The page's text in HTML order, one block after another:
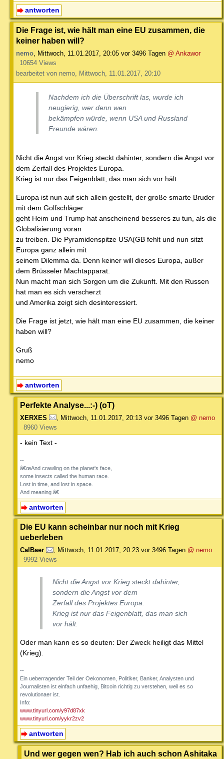
antworten
Die Frage ist, wie hält man eine EU zusammen, die
keiner haben will?
nemo Mittwoch, 11.01.2017, 20:05 vor 3496 Tagen @ Ankawor
10654 Views
bearbeitet von nemo, Mittwoch, 11.01.2017, 20:10
Nachdem ich die Überschrift las, wurde ich
neugierig, wer denn wen
bekämpfen würde, wenn USA und Russland
Freunde wären.
Nicht die Angst vor Krieg steckt dahinter, sondern die Angst vor
dem Zerfall des Projektes Europa.
Krieg ist nur das Feigenblatt, das man sich vor hält.
Europa ist nun auf sich allein gestellt, der große smarte Bruder
mit dem Golfschläger
geht Heim und Trump hat anscheinend besseres zu tun, als die
Globalisierung voran
zu treiben. Die Pyramidenspitze USA(GB fehlt und nun sitzt
Europa ganz allein mit
seinem Dilemma da. Denn keiner will dieses Europa, außer
dem Brüsseler Machtapparat.
Nun macht man sich Sorgen um die Zukunft. Mit den Russen
hat man es sich verscherzt
und Amerika zeigt sich desinteressiert.
Die Frage ist jetzt, wie hält man eine EU zusammen, die keiner
haben will?
Gruß
nemo
antworten
Perfekte Analyse...:-) (oT)
XERXES Mittwoch, 11.01.2017, 20:13 vor 3496 Tagen @ nemo
8960 Views
- kein Text -
--
â€œAnd crawling on the planet's face,
some insects called the human race.
Lost in time, and lost in space.
And meaning.â€
antworten
Die EU kann scheinbar nur noch mit Krieg
ueberleben
CalBaer , Mittwoch, 11.01.2017, 20:23 vor 3496 Tagen @ nemo
9992 Views
Nicht die Angst vor Krieg steckt dahinter,
sondern die Angst vor dem
Zerfall des Projektes Europa.
Krieg ist nur das Feigenblatt, das man sich
vor hält.
Oder man kann es so deuten: Der Zweck heiligt das Mittel
(Krieg).
--
Ein ueberragender Teil der Oekonomen, Politiker, Banker, Analysten und
Journalisten ist einfach unfaehig, Bitcoin richtig zu verstehen, weil es so
revolutionaer ist.
Info:
www.tinyurl.com/y97d87xk
www.tinyurl.com/yykr2zv2
antworten
Und wer gegen wen? Hab ich auch schon Ashitaka